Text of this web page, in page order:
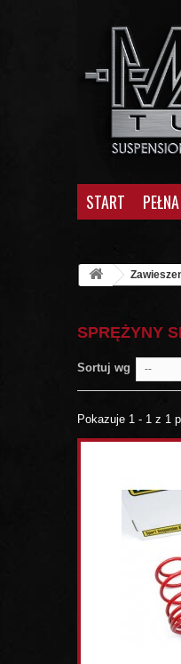
START
SPRĘŻYNY
Sortuj wg --
Pokazuje 1 - 1 z 1